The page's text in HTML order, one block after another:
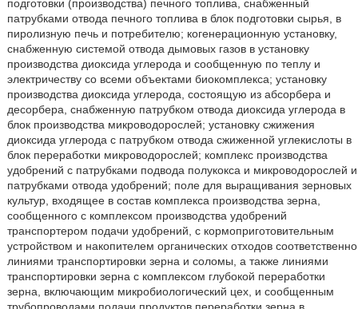
подготовки (производства) печного топлива, снабженный
патрубками отвода печного топлива в блок подготовки сырья, в
пиролизную печь и потребителю; когенерационную установку,
снабженную системой отвода дымовых газов в установку
производства диоксида углерода и сообщенную по теплу и
электричеству со всеми объектами биокомплекса; установку
производства диоксида углерода, состоящую из абсорбера и
десорбера, снабженную патрубком отвода диоксида углерода в
блок производства микроводорослей; установку сжижения
диоксида углерода с патрубком отвода сжиженной углекислоты в
блок переработки микроводорослей; комплекс производства
удобрений с патрубками подвода полукокса и микроводорослей и
патрубками отвода удобрений; поле для выращивания зерновых
культур, входящее в состав комплекса производства зерна,
сообщенного с комплексом производства удобрений
транспортером подачи удобрений, с кормоприготовительным
устройством и накопителем органических отходов соответственно
линиями транспортировки зерна и соломы, а также линиями
транспортировки зерна с комплексом глубокой переработки
зерна, включающим микробиологический цех, и сообщенным